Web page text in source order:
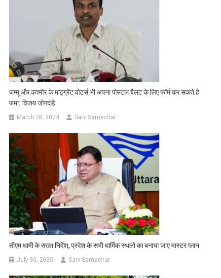
जम्मू और कश्मीर के माइग्रेंट वोटर्स भी अपना पोस्टल बैलट के लिए फॉर्म कर सकते है
जमा: विजय जोगदंडे
March 28, 2024 Sarv Samachar
सीएम धामी के सख्त निर्देश, प्रदेश के सभी धार्मिक स्थलों का बनाया जाए मास्टर प्लान
July 30, 2025 Sarv Samachar